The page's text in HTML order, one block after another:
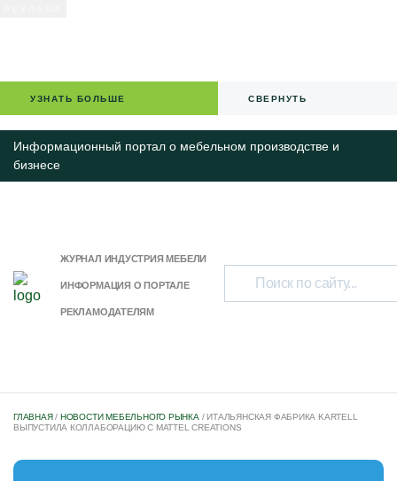
УЗНАТЬ БОЛЬШЕ СВЕРНУТЬ
Информационный портал о мебельном производстве и
бизнесе
ЖУРНАЛ ИНДУСТРИЯ МЕБЕЛИ
ИНФОРМАЦИЯ О ПОРТАЛЕ
РЕКЛАМОДАТЕЛЯМ
ГЛАВНАЯ/ НОВОСТИ МЕБЕЛЬНОГО РЫНКА / ИТАЛЬЯНСКАЯ ФАБРИКА KARTELL
ВЫПУСТИЛА КОЛЛАБОРАЦИЮ С MATTEL CREATIONS